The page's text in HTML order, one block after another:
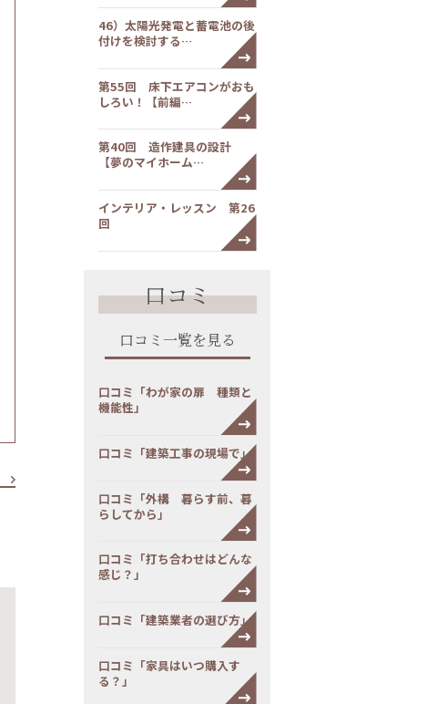
46）太陽光発電と蓄電池の後
付けを検討する…
第55回 床下エアコンがおも
しろい！【前編…
第40回 造作建具の設計
【夢のマイホーム…
インテリア・レッスン 第26
回
口コミ
口コミ一覧を見る
口コミ「わが家の扉 種類と
機能性」
口コミ「建築工事の現場で」
口コミ「外構 暮らす前、暮
らしてから」
口コミ「打ち合わせはどんな
感じ？」
口コミ「建築業者の選び方」
口コミ「家具はいつ購入す
る？」